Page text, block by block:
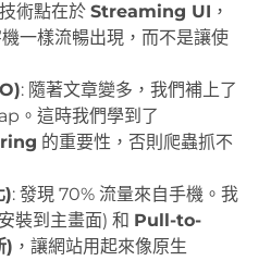
術點在於 Streaming UI ，
一樣流暢出現，而不是讓使
: 隨著文章變多，我們補上了
。這時我們學到了
的重要性，否則爬蟲抓不
): 發現 70% 流量來自手機。我
裝到主畫面) 和 Pull-to-
) ，讓網站用起來像原生